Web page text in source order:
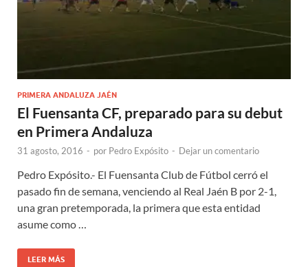
PRIMERA ANDALUZA JAÉN
El Fuensanta CF, preparado para su debut
en Primera Andaluza
31 agosto, 2016 - por Pedro Expósito - Dejar un comentario
Pedro Expósito.- El Fuensanta Club de Fútbol cerró el
pasado fin de semana, venciendo al Real Jaén B por 2-1,
una gran pretemporada, la primera que esta entidad
asume como …
LEER MÁS